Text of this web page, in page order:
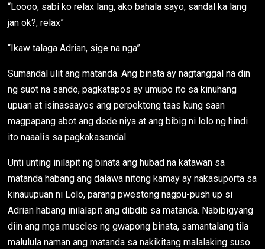
“Loooo, sabi ko relax lang, ako bahala sayo, sandal ka lang
jan ok?, relax”
“Ikaw talaga Adrian, sige na nga”
Sumandal ulit ang matanda. Ang binata ay nagtanggal na din
ng suot na sando, pagkatapos ay umupo ito sa kinuhang
upuan at isinasaayos ang perpektong taas kung saan
magpapang abot ang dede niya at ang bibig ni lolo ng hindi
ito naaalis sa pagkakasandal.
Unti unting inilapit ng binata ang hubad na katawan sa
matanda habang ang dalawa nitong kamay ay nakasuporta sa
kinauupuan ni Lolo, parang pwestong nagpu-push up si
Adrian habang inilalapit ang dibdib sa matanda. Nabibigyang
diin ang mga muscles ng gwapong binata, samantalang tila
malulula naman ang matanda sa nakikitang malalaking suso